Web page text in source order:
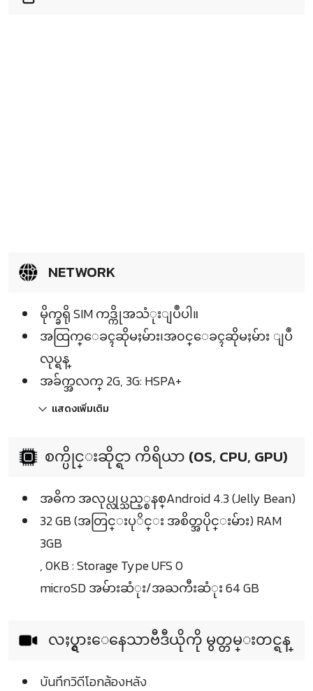
NETWORK
မိုက္ခရို SIM ကဒ္ကိုအသံုးျပဳပါ။
အထြက္ေခၚဆိုမႈမ်ား၊အ၀င္ေခၚဆိုမႈမ်ား ျပဳ
လုပ္ရန္
အခ်က္အလက္ 2G, 3G: HSPA+
แสดงเพิ่มเติม
စက္ပိုင္းဆိုင္ရာ ကိရိယာ (OS, CPU, GPU)
အဓိက အလုပ္လုပ္သည့္စနစ္Android 4.3 (Jelly Bean)
32 GB (အတြင္းပုိင္း အစိတ္အပိုင္းမ်ား) RAM
3GB
, 0KB : Storage Type UFS 0
microSD အမ်ားဆံုး/အႀကီးဆံုး 64 GB
လႈပ္ရွားေနေသာဗီဒီယိုကို မွတ္တမ္းတင္ရန္
บันทึกวิดีโอกล้องหลัง